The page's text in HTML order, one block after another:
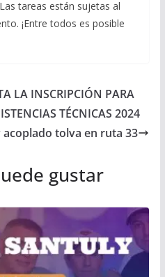
tareas están sujetas al
¡Entre todos es posible
LA INSCRIPCIÓN PARA
TÉCNICAS 2024
tolva en ruta 33
gustar